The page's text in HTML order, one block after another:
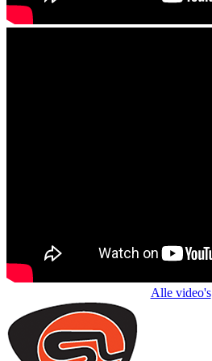
Alle video's